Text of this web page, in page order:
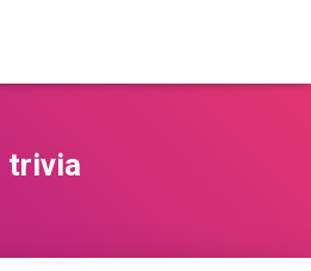
trivia